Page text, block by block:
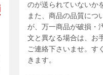
のが送られていないか
また、商品の品質につ
が、万一商品が破損・
文と異なる場合は、お
ご連絡下さいませ。す
きます。